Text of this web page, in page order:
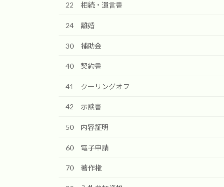
22 相続・遺言書
24 離婚
30 補助金
40 契約書
41 クーリングオフ
42 示談書
50 内容証明
60 電子申請
70 著作権